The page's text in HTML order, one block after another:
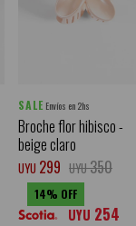
SALE Envíos en 2hs
Broche flor hibisco -
beige claro
UYU 299 UYU350
14
UYU 254